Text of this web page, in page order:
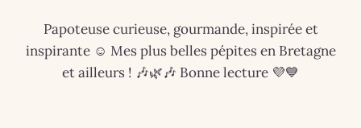
Papoteuse curieuse, gourmande, inspirée et
inspirante ☺️ Mes plus belles pépites en Bretagne
et ailleurs ! 🎶🌿🎶 Bonne lecture 💜💙